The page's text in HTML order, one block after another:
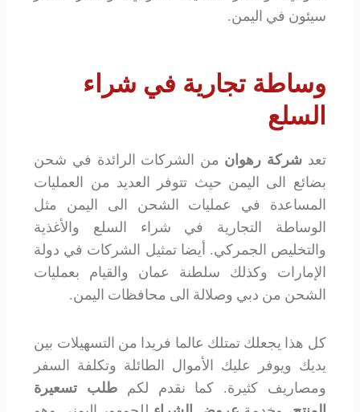
سيئون في اليمن.
وساطة تجارية في شراء
السلع
تعدشركة رهوان من الشركات الرائدة في شحن
بضائع الى اليمن حيث تتوفر العديد من العمليات
المساعدة في عمليات الشحن الى اليمن مثل
الوساطة التجارية في شراء السلع والأغذية
والتخليص الجمركي. أيضا تمثيل الشركات في دولة
الإمارات وكذلك سلطنة عمان والقيام بعمليات
الشحن من دبي وصلالة الى محافظات اليمن.
كل هذا يجعلك تمتلك عالما فريدا من التسهيلات بين
يديك ويوفر عليك الأموال الطائلة وتكلفة السفر
ومصاريف كثيرة. كما نقدم لكم طلب تسعيرة